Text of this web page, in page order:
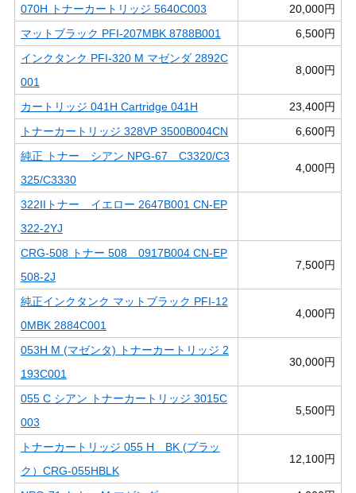
070H トナーカートリッジ 5640C003
20,000円
マットブラック PFI-207MBK 8788B001
6,500円
インクタンク PFI-320 M マゼンダ 2892C
001
8,000円
カートリッジ 041H Cartridge 041H
23,400円
トナーカートリッジ 328VP 3500B004CN
6,600円
純正 トナー シアン NPG-67 C3320/C3
325/C3330
4,000円
322IIトナー イエロー 2647B001 CN-EP
322-2YJ
CRG-508 トナー 508 0917B004 CN-EP
508-2J
7,500円
純正インクタンク マットブラック PFI-12
0MBK 2884C001
4,000円
053H M (マゼンタ) トナーカートリッジ 2
193C001
30,000円
055 C シアン トナーカートリッジ 3015C
003
5,500円
トナーカートリッジ 055 H BK (ブラッ
ク）CRG-055HBLK
12,100円